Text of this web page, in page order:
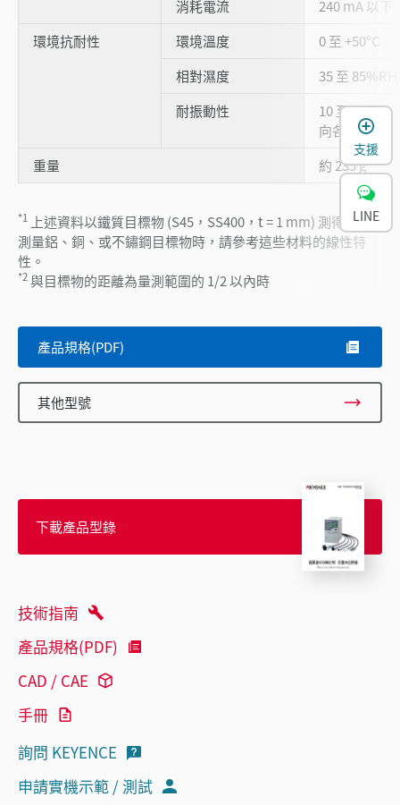
消耗電流
240 mA 以下
環境抗耐性
環境溫度
0 至 +50°C
相對濕度
35 至
耐振動性
10 至 55 Hz
向各 2 小時
重量
約 235 g
*1
上述資料以鐵質目標物 (S45，SS400，t = 1 mm) 測得。若
測量鋁、銅、或不鏽鋼目標物時，請參考這些材料的線性特
性。
*2與目標物的距離為量測範圍的 1/2 以內時
產品規格(PDF)
其他型號
下載產品型錄
技術指南
產品規格(PDF)
CAD / CAE
手冊
詢問 KEYENCE
申請實機示範 / 測試
支援
LINE